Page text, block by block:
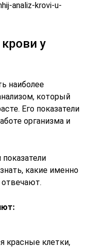
analiz-krovi-u-
у
наиболее
который
Его показатели
организма и
какие именно
отвечают.
красные клетки,